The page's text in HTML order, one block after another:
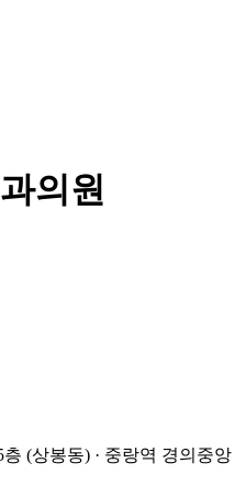
의원
층 (상봉동) · 중랑역 경의중앙